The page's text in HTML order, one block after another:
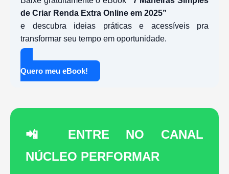
de Criar Renda Extra Online em 2025”
e descubra ideias práticas e acessíveis pra
transformar seu tempo em oportunidade.
Quero meu eBook!
📲 ENTRE NO CANAL
NÚCLEO PERFORMAR